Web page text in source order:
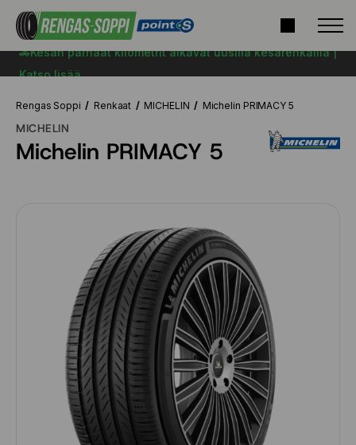
🚗Kesän parhaat kilometrit alkavat uusilla kesärenkailla |
Katso lisää
Rengas Soppi Renkaat MICHELIN Michelin PRIMACY 5
MICHELIN
Michelin PRIMACY 5